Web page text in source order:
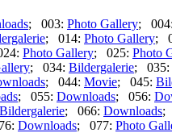
; 003: Photo Gallery; 004:
; 014: Photo Gallery;
Photo Gallery; 025: Photo
; 034: Bildergalerie; 035:
; 044: Movie; 045:
; 055: Downloads; 056:
Bildergalerie; 066: Downloads;
Downloads; 077: Photo